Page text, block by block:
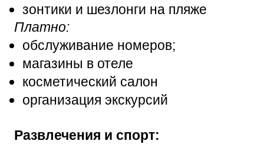
зонтики и шезлонги на пляже
Платно:
обслуживание номеров;
магазины в отеле
косметический салон
организация экскурсий
Развлечения и спорт: